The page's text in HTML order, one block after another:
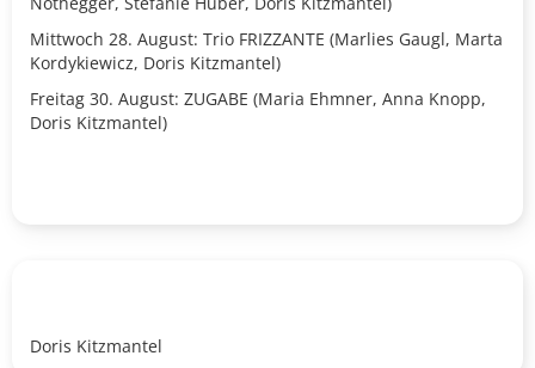
Mittwoch 28. August: Trio FRIZZANTE (Marlies Gaugl, Marta
Kordykiewicz, Doris Kitzmantel)
Freitag 30. August: ZUGABE (Maria Ehmner, Anna Knopp,
Doris Kitzmantel)
Doris Kitzmantel